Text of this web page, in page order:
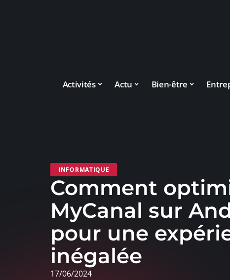
Activités Actu Bien-être
INFORMATIQUE
Comment
MyCanal sur
pour une
inégalée
17/06/2024